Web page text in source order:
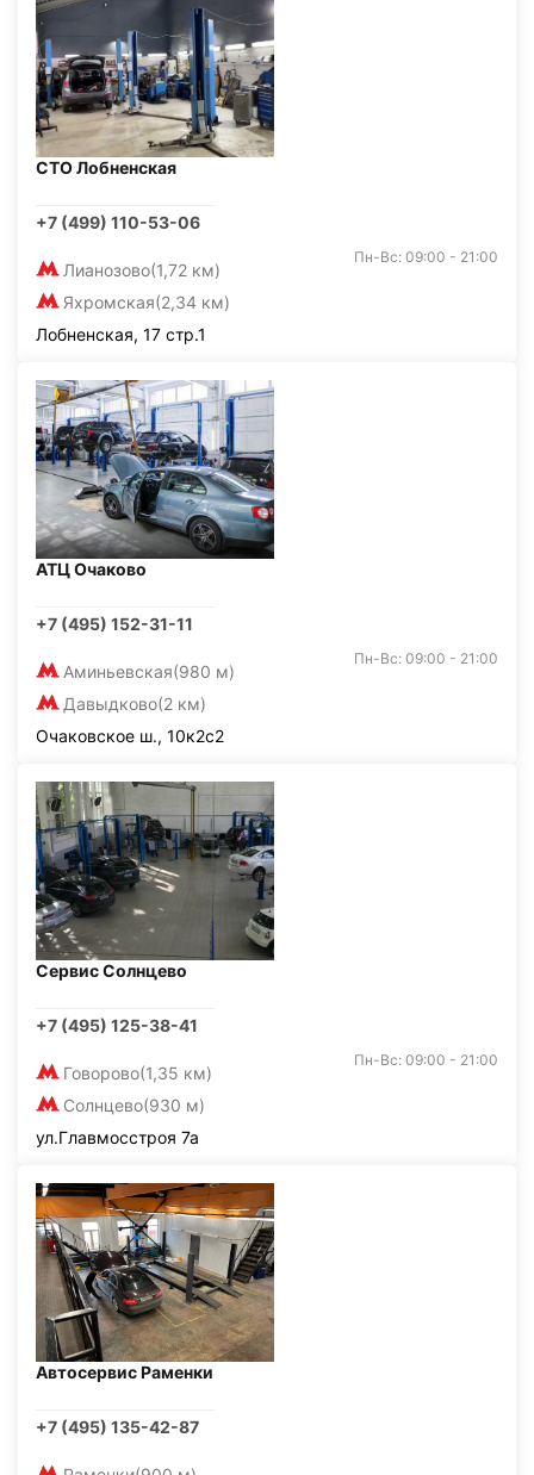
СТО Лобненская
+7 (499) 110-53-06
Лианозово(1,72 км)
Яхромская(2,34 км)
Пн-Вс: 09:00 - 21:00
Лобненская, 17 стр.1
АТЦ Очаково
+7 (495) 152-31-11
Аминьевская(980 м)
Давыдково(2 км)
Пн-Вс: 09:00 - 21:00
Очаковское ш., 10к2с2
Сервис Солнцево
+7 (495) 125-38-41
Говорово(1,35 км)
Солнцево(930 м)
Пн-Вс: 09:00 - 21:00
ул.Главмосстроя 7а
Автосервис Раменки
+7 (495) 135-42-87